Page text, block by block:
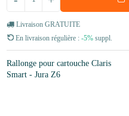
Livraison GRATUITE
En livraison régulière : -5% suppl.
Rallonge pour cartouche Claris
Smart - Jura Z6